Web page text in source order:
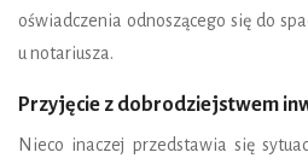
oświadczenia odnoszącego się do
u notariusza.
Przyjęcie z dobrodziejstwem
Nieco inaczej przedstawia się